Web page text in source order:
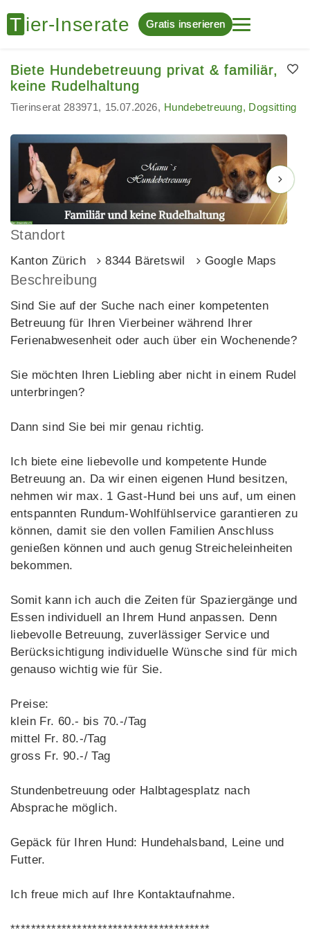
Gratis inserieren
Biete Hundebetreuung privat & familiär,
keine Rudelhaltung
Tierinserat 283971 15.07.2026 Hundebetreuung, Dogsitting
Standort
Kanton Zürich 8344 Bäretswil Google Maps
Beschreibung
Sind Sie auf der Suche nach einer kompetenten
Betreuung für Ihren Vierbeiner während Ihrer
Ferienabwesenheit oder auch über ein Wochenende?
Sie möchten Ihren Liebling aber nicht in einem Rudel
unterbringen?
Dann sind Sie bei mir genau richtig.
Ich biete eine liebevolle und kompetente Hunde
Betreuung an. Da wir einen eigenen Hund besitzen,
nehmen wir max. 1 Gast-Hund bei uns auf, um einen
entspannten Rundum-Wohlfühlservice garantieren zu
können, damit sie den vollen Familien Anschluss
genießen können und auch genug Streicheleinheiten
bekommen.
Somit kann ich auch die Zeiten für Spaziergänge und
Essen individuell an Ihrem Hund anpassen. Denn
liebevolle Betreuung, zuverlässiger Service und
Berücksichtigung individuelle Wünsche sind für mich
genauso wichtig wie für Sie.
Preise:
klein Fr. 60.- bis 70.-/Tag
mittel Fr. 80.-/Tag
gross Fr. 90.-/ Tag
Stundenbetreuung oder Halbtagesplatz nach
Absprache möglich.
Gepäck für Ihren Hund: Hundehalsband, Leine und
Futter.
Ich freue mich auf Ihre Kontaktaufnahme.
***************************************